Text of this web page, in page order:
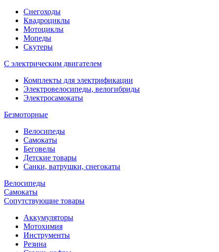
Снегоходы
Квадроциклы
Мотоциклы
Мопеды
Скутеры
С электрическим двигателем
Комплекты для электрификации
Электровелосипеды, велогибриды
Электросамокаты
Безмоторные
Велосипеды
Самокаты
Беговелы
Детские товары
Санки, ватрушки, снегокаты
Велосипеды
Самокаты
Сопутствующие товары
Аккумуляторы
Мотохимия
Инструменты
Резина